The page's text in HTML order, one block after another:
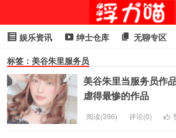
喵星闻
娱乐资讯 绅士仓库 无聊专区
浮力GIF 明星头条
cosplay
标签：美谷朱里服务员
美谷朱里当服务员作
虐得最惨的作品
阅读(396) 评论(0)